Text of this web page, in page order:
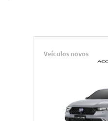
SUV
Veículos novos